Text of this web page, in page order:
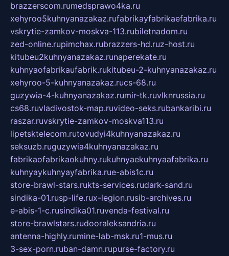
brazzerscom.rumedsprawo4ka.ru
xehyroo5kuhnyanazakaz.rufabrikayfabrikaefabrika.ru
vskrytie-zamkov-moskva-113.rubiletnadom.ru
zed-online.rupimchax.rubrazzers-hd.ruz-host.ru
kitubeu2kuhnyanazakaz.runaperekate.ru
kuhnyaofabrikaufabrik.rukitubeu-2-kuhnyanazakaz.ru
xehyroo-5-kuhnyanazakaz.rucs-68.ru
guzywia-4-kuhnyanazakaz.rumir-tk.ruvlknrussia.ru
cs68.ruvladivostok-map.ruvideo-seks.rubankaribi.ru
raszar.ruvskrytie-zamkov-moskva113.ru
lipetsktelecom.rutovudyi4kuhnyanazakaz.ru
seksuzb.ruguzywia4kuhnyanazakaz.ru
fabrikaofabrikaokuhny.rukuhnyaekuhnyaafabrika.ru
kuhnyaykuhnyayfabrika.rue-abis1c.ru
store-brawl-stars.rukts-services.rudark-sand.ru
sindika-01.rusp-life.rux-legion.rusib-archives.ru
e-abis-1-c.rusindika01.ruvenda-festival.ru
store-brawlstars.rudooraleksandria.ru
antenna-highly.rumine-lab-msk.ru1-mus.ru
3-sex-porn.ruban-damn.rupurse-factory.ru